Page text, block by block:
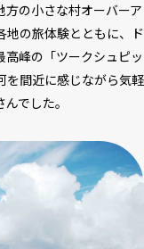
の小さな村オーバーア
地の旅体験とともに、ド
峰の「ツークシュピッ
を間近に感じながら気軽
でした。